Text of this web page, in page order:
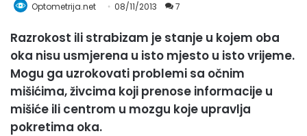
Optometrija.net 08/11/2013 7
Razrokost ili strabizam je stanje u kojem oba
oka nisu usmjerena u isto mjesto u isto vrijeme.
Mogu ga uzrokovati problemi sa očnim
mišićima, živcima koji prenose informacije u
mišiće ili centrom u mozgu koje upravlja
pokretima oka.